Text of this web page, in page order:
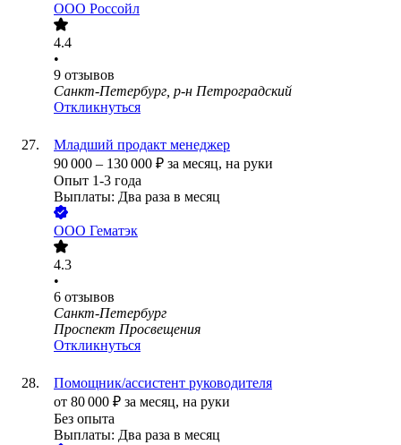
ООО Россойл
4.4
•
9 отзывов
Санкт-Петербург, р-н Петроградский
Откликнуться
Младший продакт менеджер
90 000 – 130 000 ₽ за месяц, на руки
Опыт 1-3 года
Выплаты: Два раза в месяц
ООО Гематэк
4.3
•
6 отзывов
Санкт-Петербург
Проспект Просвещения
Откликнуться
Помощник/ассистент руководителя
от 80 000 ₽ за месяц, на руки
Без опыта
Выплаты: Два раза в месяц